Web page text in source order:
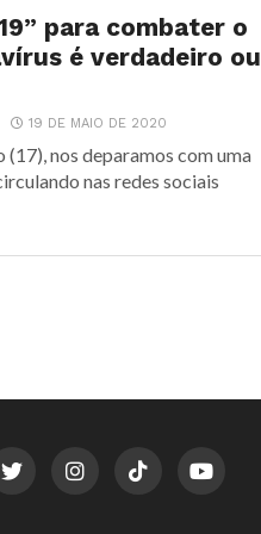
para combater o
é verdadeiro ou
19 DE MAIO DE 2020
nos deparamos com uma
nas redes sociais